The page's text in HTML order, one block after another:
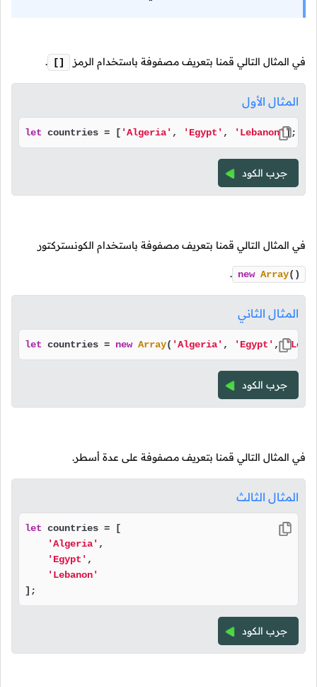
في المثال التالي قمنا بتعريف مصفوفة باستخدام الرمز []
.
المثال الأول
let countries = [ 'Algeria' , 'Egypt' , 'Lebanon' ];
جرب الكود
في المثال التالي قمنا بتعريف مصفوفة باستخدام الكونستركتور
new Array()
.
المثال الثاني
let countries = new Array( 'Algeria' , 'Egypt' ,
جرب الكود
في المثال التالي قمنا بتعريف مصفوفة على عدة أسطر.
المثال الثالث
let countries = [
'Algeria' ,
'Egypt' ,
'Lebanon'
];
جرب الكود